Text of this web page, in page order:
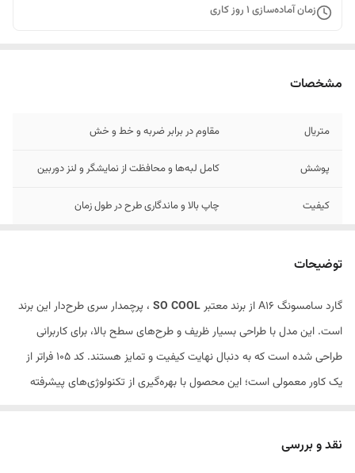
زمان آماده‌سازی 1 روز کاری
مشخصات
متریال مقاوم در برابر ضربه و خط و خش
پوشش کامل لبه‌ها و محافظت از نمایشگر و لنز دوربین
کیفیت چاپ بالا و ماندگاری طرح در طول زمان
توضیحات
گارد سامسونگ A16 از برند معتبر SO COOL ، پرچمدار سری طرح‌دار این برند
است. این مدل با طراحی بسیار ظریف و طرح‌های سطح بالا، برای کاربرانی
طراحی شده است که به دنبال نهایت کیفیت و تمایز هستند. کد 105 فراتر از
یک کاور معمولی است؛ این محصول با بهره‌گیری از تکنولوژی‌های پیشرفته
نقد و بررسی